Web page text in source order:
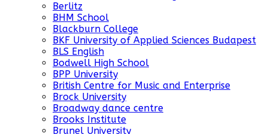
Berlitz
BHM School
Blackburn College
BKF University of Applied Sciences Budapest
BLS English
Bodwell High School
BPP University
British Centre for Music and Enterprise
Brock University
Broadway dance centre
Brooks Institute
Brunel University